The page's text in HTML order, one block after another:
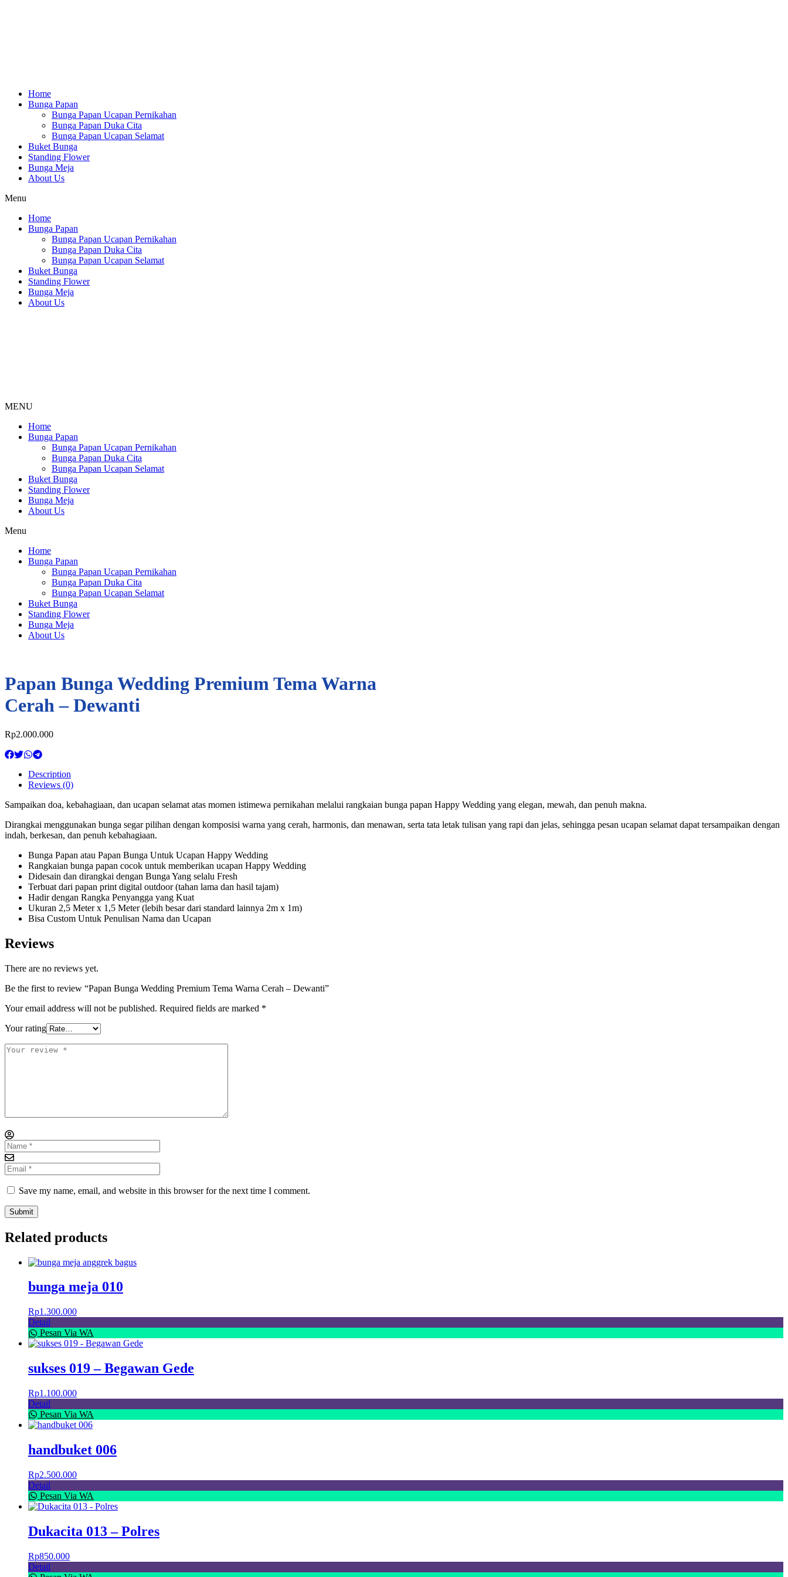
Home
Bunga Papan
Bunga Papan Ucapan Pernikahan
Bunga Papan Duka Cita
Bunga Papan Ucapan Selamat
Buket Bunga
Standing Flower
Bunga Meja
About Us
Menu
Home
Bunga Papan
Bunga Papan Ucapan Pernikahan
Bunga Papan Duka Cita
Bunga Papan Ucapan Selamat
Buket Bunga
Standing Flower
Bunga Meja
About Us
MENU
Home
Bunga Papan
Bunga Papan Ucapan Pernikahan
Bunga Papan Duka Cita
Bunga Papan Ucapan Selamat
Buket Bunga
Standing Flower
Bunga Meja
About Us
Menu
Home
Bunga Papan
Bunga Papan Ucapan Pernikahan
Bunga Papan Duka Cita
Bunga Papan Ucapan Selamat
Buket Bunga
Standing Flower
Bunga Meja
About Us
Papan Bunga Wedding Premium Tema Warna
Cerah – Dewanti
Rp2.000.000
Description
Reviews (0)
Sampaikan doa, kebahagiaan, dan ucapan selamat atas momen istimewa pernikahan melalui rangkaian bunga papan Happy Wedding yang elegan, mewah, dan penuh makna.
Dirangkai menggunakan bunga segar pilihan dengan komposisi warna yang cerah, harmonis, dan menawan, serta tata letak tulisan yang rapi dan jelas, sehingga pesan ucapan selamat dapat tersampaikan dengan
indah, berkesan, dan penuh kebahagiaan.
Bunga Papan atau Papan Bunga Untuk Ucapan Happy Wedding
Rangkaian bunga papan cocok untuk memberikan ucapan Happy Wedding
Didesain dan dirangkai dengan Bunga Yang selalu Fresh
Terbuat dari papan print digital outdoor (tahan lama dan hasil tajam)
Hadir dengan Rangka Penyangga yang Kuat
Ukuran 2,5 Meter x 1,5 Meter (lebih besar dari standard lainnya 2m x 1m)
Bisa Custom Untuk Penulisan Nama dan Ucapan
Reviews
There are no reviews yet.
Be the first to review “Papan Bunga Wedding Premium Tema Warna Cerah – Dewanti”
Your email address will not be published. Required fields are marked *
Your rating
Save my name, email, and website in this browser for the next time I comment.
Related products
bunga meja 010
Rp1.300.000
Detail
Pesan Via WA
sukses 019 – Begawan Gede
Rp1.100.000
Detail
Pesan Via WA
handbuket 006
Rp2.500.000
Detail
Pesan Via WA
Dukacita 013 – Polres
Rp850.000
Detail